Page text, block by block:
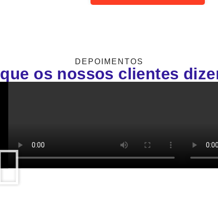
DEPOIMENTOS
os nossos clientes